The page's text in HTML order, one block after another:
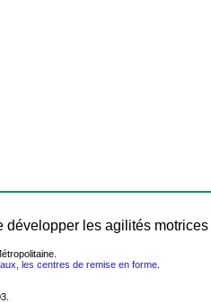
développer les agilités
les centres de remise en forme